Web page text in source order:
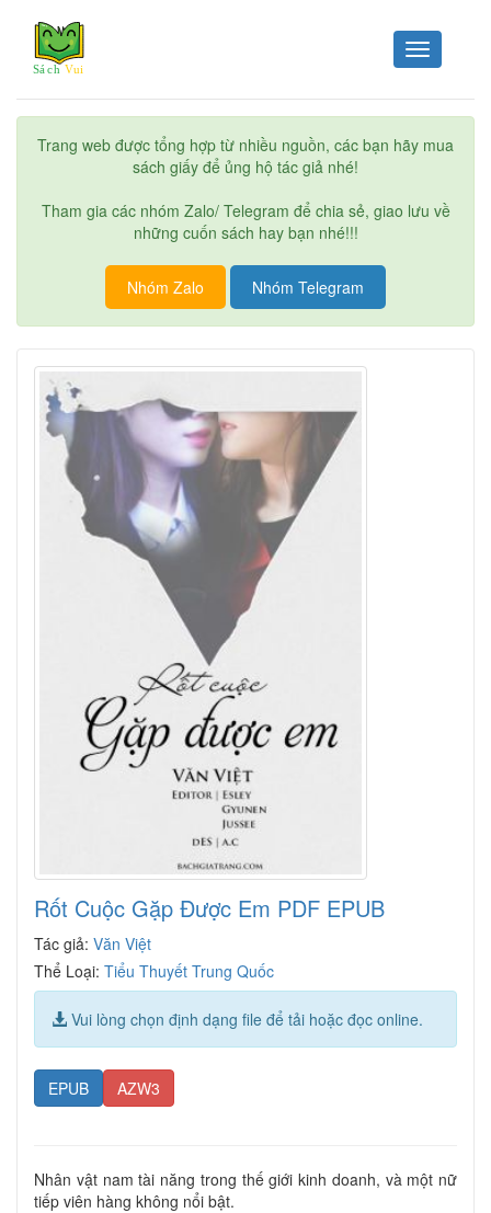
Toggle
navigation
Trang web được tổng hợp từ nhiều nguồn, các bạn hãy mua
sách giấy để ủng hộ tác giả nhé!
Tham gia các nhóm Zalo/ Telegram để chia sẻ, giao lưu về
những cuốn sách hay bạn nhé!!!
Nhóm Zalo Nhóm Telegram
Rốt Cuộc Gặp Được Em PDF EPUB
Tác giả: Văn Việt
Thể Loại: Tiểu Thuyết Trung Quốc
Vui lòng chọn định dạng file để tải hoặc đọc online.
EPUB AZW3
Nhân vật nam tài năng trong thế giới kinh doanh, và một nữ
tiếp viên hàng không nổi bật.